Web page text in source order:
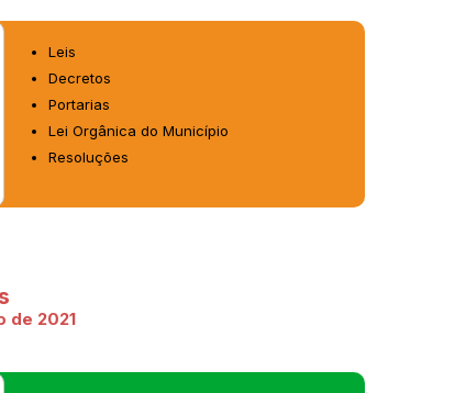
Leis
Decretos
Portarias
Lei Orgânica do Município
Resoluções
de 2021